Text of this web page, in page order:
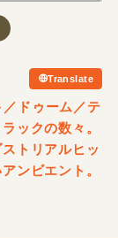
Translate
ドゥーム／テ
ックの数々。
トリアルヒッ
ンビエント。